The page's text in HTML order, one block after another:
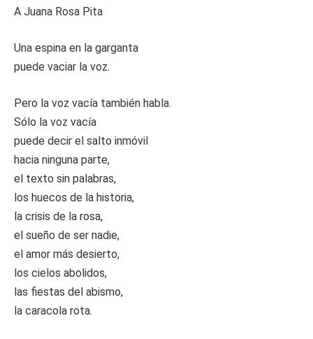
A Juana Rosa Pita
Una espina en la garganta
puede vaciar la voz.
Pero la voz vacía también habla.
Sólo la voz vacía
puede decir el salto inmóvil
hacia ninguna parte,
el texto sin palabras,
los huecos de la historia,
la crisis de la rosa,
el sueño de ser nadie,
el amor más desierto,
los cielos abolidos,
las fiestas del abismo,
la caracola rota.